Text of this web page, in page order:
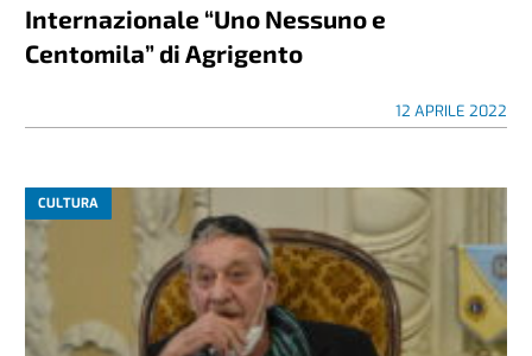
Internazionale “Uno Nessuno e
Centomila” di Agrigento
12 APRILE 2022
CULTURA